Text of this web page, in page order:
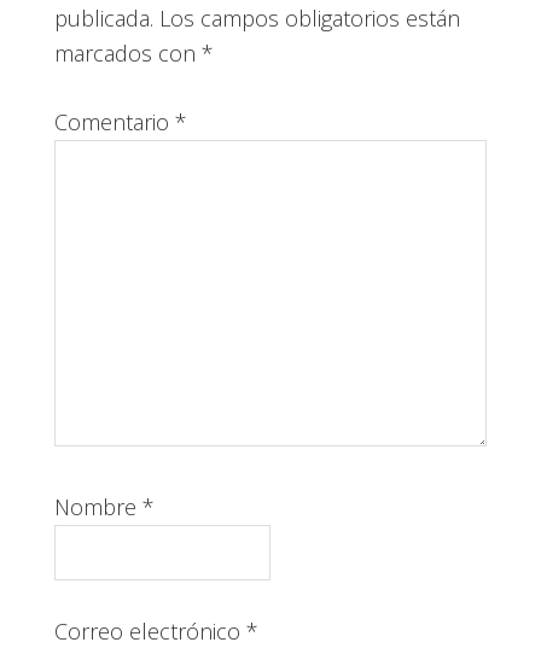
publicada. Los campos obligatorios están
marcados con *
Comentario *
Nombre *
Correo electrónico *